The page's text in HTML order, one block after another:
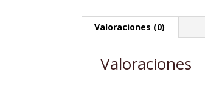
Valoraciones (0)
Valoraciones